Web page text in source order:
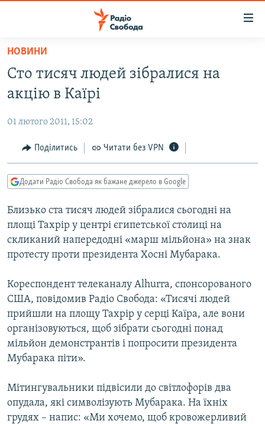
Перейти
основного
матеріалу
до
навігації
Перейти
до
ПОЛІТИКА
ЕКОНОМІКА
КУЛЬТУРА
СПОРТ
СВІТ
ВІЙНА
РОСІЙСЬКА «ФІЛЬТРАЦІЯ»
КРИМ.РЕАЛІЇ
ТИ ЯК?
СХЕМИ
ПРИАЗОВ’Я
МУЛЬТИМЕДІА
ФОТО
СПЕЦПРОЄКТИ
ПОДКАСТИ
КРИМ РЕАЛІЇ
РУС
НОВИНИ
Сто тисяч людей зібралися на
акцію в Каїрі
01 лютого 2011, 15:02
Поділитись Читати без VPN
Додати Радіо Свобода як бажане джерело в Google
Близько ста тисяч людей зібралися сьогодні на
площі Тахрір у центрі єгипетської столиці на
скликаний напередодні «марш мільйона» на знак
протесту проти президента Хосні Мубарака.
Кореспондент телеканалу Alhurra, спонсорованого
США, повідомив Радіо Свобода: «Тисячі людей
прийшли на площу Тахрір у серці Каїра, але вони
організовуються, щоб зібрати сьогодні понад
мільйон демонстрантів і попросити президента
Мубарака піти».
Мітингувальники підвісили до світлофорів два
опудала, які символізують Мубарака. На їхніх
грудях – напис: «Ми хочемо, щоб кровожерливий